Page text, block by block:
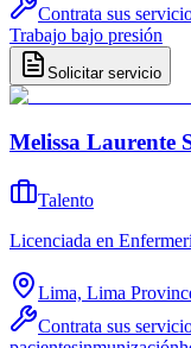
Contrata sus
Trabajo bajo presión
Solicitar servicio
Melissa Laurente
Talento
Licenciada en
Lima, Lima
Contrata sus